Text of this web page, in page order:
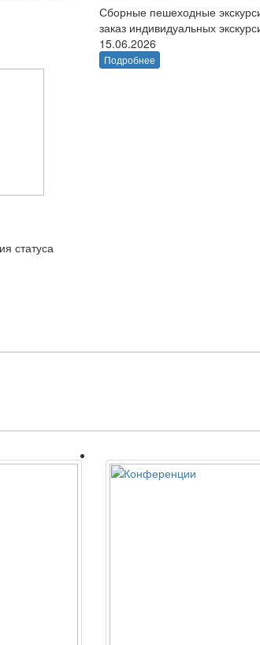
Сборные пешеходные
заказ индивидуальных
15.06.2026
Подробнее
статуса